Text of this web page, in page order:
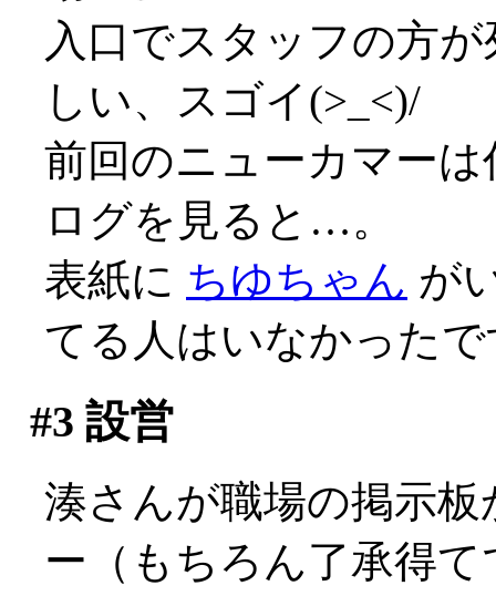
入口でスタッフの方
しい、スゴイ(>_<)/
前回のニューカマー
ログを見ると…。
表紙に ちゆちゃん が
てる人はいなかった
#3 設営
湊さんが職場の掲示
ー（もちろん了承得